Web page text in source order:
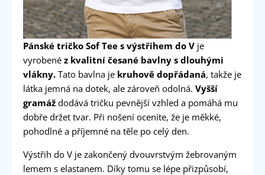
Pánské tričko Sof Tee s výstřihem do Vje
vyrobené z kvalitní česané bavlny s dlouhými
vlákny.Tato bavlna je kruhově dopřádaná, takže je
látka jemná na dotek, ale zároveň odolná. Vyšší
gramáždodává tričku pevnější vzhled a pomáhá mu
dobře držet tvar. Při nošení oceníte, že je měkké,
pohodlné a příjemné na těle po celý den.
Výstřih do V je zakončený dvouvrstvým žebrovaným
lemem s elastanem. Díky tomu se lépe přizpůsobí,